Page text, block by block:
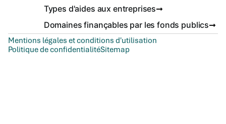
Types d'aides aux entreprises
Domaines finançables par les fonds publics
Mentions légales et conditions d'utilisation
Politique de confidentialitéSitemap